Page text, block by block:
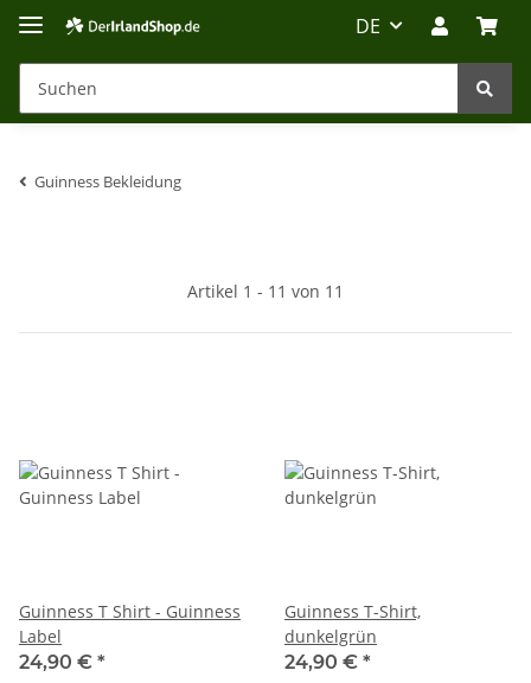
DE
Guinness Bekleidung
Artikel 1 - 11 von 11
Guinness T Shirt - Guinness
Label
24,90 € *
Guinness T-Shirt,
dunkelgrün
24,90 € *